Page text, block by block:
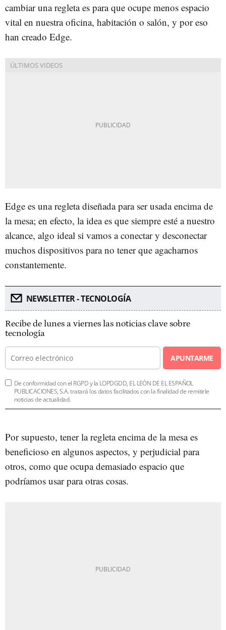
cambiar una regleta es para que ocupe menos espacio
vital en nuestra oficina, habitación o salón, y por eso
han creado Edge.
Edge es una regleta diseñada para ser usada encima de
la mesa; en efecto, la idea es que siempre esté a nuestro
alcance, algo ideal si vamos a conectar y desconectar
muchos dispositivos para no tener que agacharnos
constantemente.
NEWSLETTER - TECNOLOGÍA
Recibe de lunes a viernes las noticias clave sobre
tecnología
APUNTARME
De conformidad con el RGPD y la LOPDGDD, EL LEÓN DE EL ESPAÑOL
PUBLICACIONES, S.A. tratará los datos facilitados con la finalidad de remitirle
noticias de actualidad.
Por supuesto, tener la regleta encima de la mesa es
beneficioso en algunos aspectos, y perjudicial para
otros, como que ocupa demasiado espacio que
podríamos usar para otras cosas.